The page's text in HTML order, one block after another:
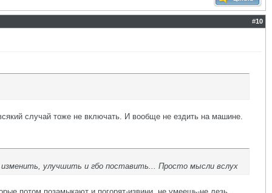
#10
случай тоже не включать. И вообще не ездить на машине.
улучшить и гбо поставить... Просто мысли вслух